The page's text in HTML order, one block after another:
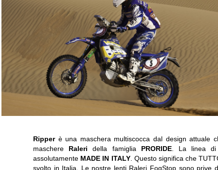
Ripper è una maschera multiscocca dal design attuale
maschere Raleri della famiglia PRORIDE. La linea
assolutamente MADE IN ITALY. Questo significa che
svolto in Italia. Le nostre lenti Raleri FogStop sono prive